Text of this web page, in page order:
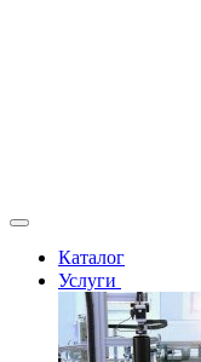
Каталог
Услуги